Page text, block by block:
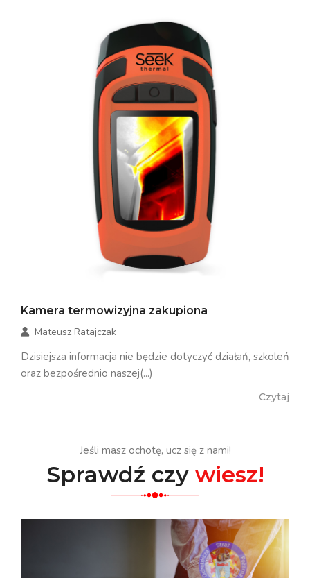
Kamera termowizyjna zakupiona
Mateusz Ratajczak
Dzisiejsza informacja nie będzie dotyczyć działań, szkoleń
oraz bezpośrednio naszej(...)
Czytaj
Jeśli masz ochotę, ucz się z nami!
Sprawdź czy wiesz!